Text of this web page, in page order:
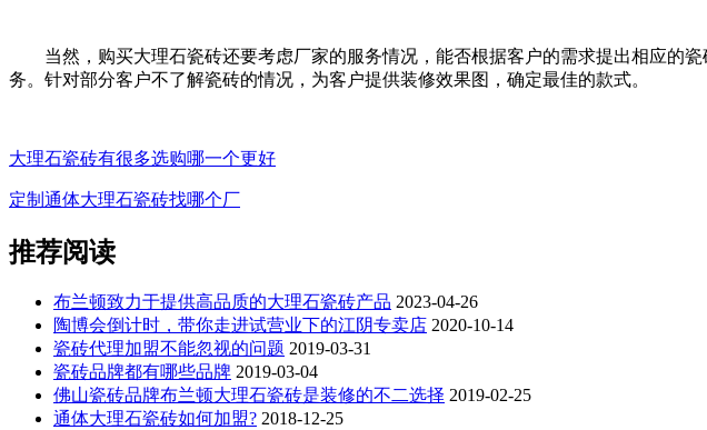
当然，购买大理石瓷砖还要考虑厂家的服务情况，能否根据客户的需求提出相应的瓷
务。针对部分客户不了解瓷砖的情况，为客户提供装修效果图，确定最佳的款式。
大理石瓷砖有很多选购哪一个更好
定制通体大理石瓷砖找哪个厂
推荐阅读
布兰顿致力于提供高品质的大理石瓷砖产品 2023-04-26
陶博会倒计时，带你走进试营业下的江阴专卖店 2020-10-14
瓷砖代理加盟不能忽视的问题 2019-03-31
瓷砖品牌都有哪些品牌 2019-03-04
佛山瓷砖品牌布兰顿大理石瓷砖是装修的不二选择 2019-02-25
通体大理石瓷砖如何加盟? 2018-12-25